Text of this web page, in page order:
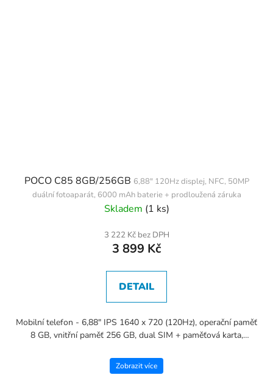
POCO C85 8GB/256GB 6,88" 120Hz displej, NFC, 50MP
duální fotoaparát, 6000 mAh baterie + prodloužená záruka
Skladem (1 ks)
3 222 Kč bez DPH
3 899 Kč
DETAIL
Mobilní telefon - 6,88" IPS 1640 x 720 (120Hz), operační paměť
8 GB, vnitřní paměť 256 GB, dual SIM + paměťová karta,
Zobrazit více